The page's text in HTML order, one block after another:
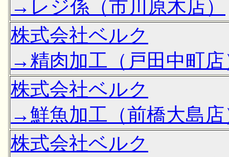
→レジ係（市川原木店）
株式会社ベルク
→精肉加工（戸田中町店
株式会社ベルク
→鮮魚加工（前橋大島店
株式会社ベルク